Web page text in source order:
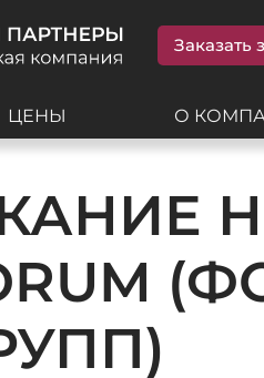
Заказать
ЦЕНЫ О